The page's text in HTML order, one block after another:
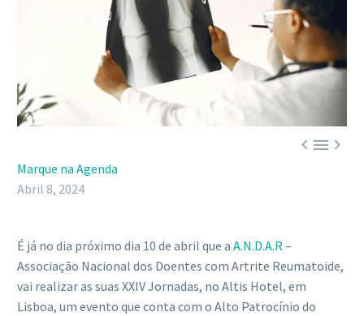

Marque na Agenda
Abril 8, 2024
É já no dia próximo dia 10 de abril que a A.N.D.A.R–
Associação Nacional dos Doentes com Artrite Reumatoide,
vai realizar as suas XXIV Jornadas, no Altis Hotel, em
Lisboa, um evento que conta com o Alto Patrocínio do